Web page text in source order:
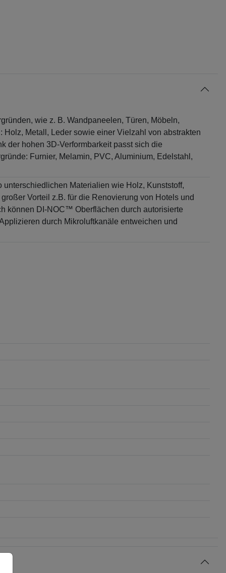
wie z. B. Wandpaneelen, Türen, Möbeln,
Metall, Leder sowie einer Vielzahl von abstrakten
der hohen 3D-Verformbarkeit passt sich die
Furnier, Melamin, PVC, Aluminium, Edelstahl,
Materialien wie Holz, Kunststoff,
Vorteil z.B. für die Renovierung von Hotels und
können DI-NOC™ Oberflächen durch autorisierte
durch Mikroluftkanäle entweichen und